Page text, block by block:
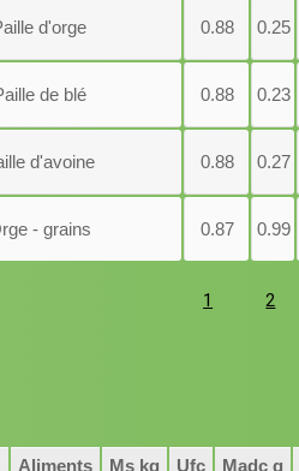
d'orge 0.88 0.25
de blé 0.88 0.23
d'avoine 0.88 0.27
- grains 0.87 0.99
1 2
Aliments Ms kg Ufc Madc g